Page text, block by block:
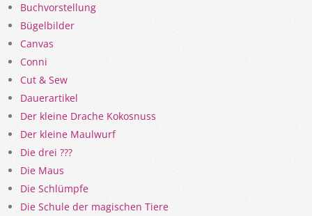
Buchvorstellung
Bügelbilder
Canvas
Conni
Cut & Sew
Dauerartikel
Der kleine Drache Kokosnuss
Der kleine Maulwurf
Die drei ???
Die Maus
Die Schlümpfe
Die Schule der magischen Tiere